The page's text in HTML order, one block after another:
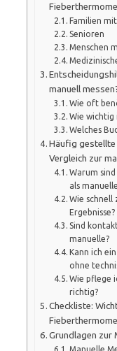
Familien
Senioren
Menschen
manuell
Wie oft
Wie wichtig
Welches
Häufig gestellte
Vergleich zur
Warum
als
Wie
Ergebnisse?
Sind
manuelle?
Kann ich
ohne
Wie pflege
richtig?
Checkliste:
Grundlagen zur
Manuelle